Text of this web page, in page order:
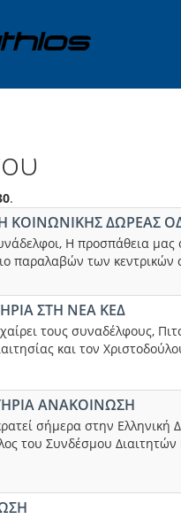
.
ΚΟΙΝΩΝΙΚΗΣ ΔΩΡΕΑΣ
Η προσπάθεια
παραλαβών των κεντρικών
ΣΤΗ ΝΕΑ ΚΕΔ
τους συναδέλφους,
και τον
ΑΝΑΚΟΙΝΩΣΗ
σήμερα στην
του Συνδέσμου